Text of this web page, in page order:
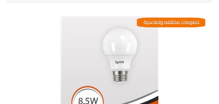
خصومات مختلفه وتصاعدية